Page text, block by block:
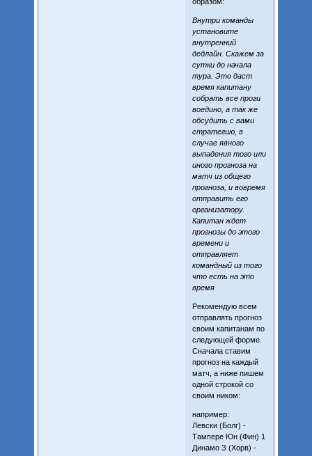
Внутри команды
установите
внутренний
дедлайн. Скажем за
сутки до начала
тура. Это даст
время капитану
собрать все проги
воедино, а так же
обсудить с вами
стратегию, в
случае явного
выпадения того или
иного прогноза на
матч из общего
прогноза, и вовремя
отправить его
организатору.
Капитан ждет
прогнозы до этого
времени и
отправляет
командный из того
что есть на это
время
Рекомендую всем
отправлять прогноз
своим капитанам по
следующей форме.
Сначала ставим
прогноз на каждый
матч, а ниже пишем
одной строкой со
своим ником:
например:
Левски (Болг) -
Тампере Юн (Фин) 1
Динамо З (Хорв) -